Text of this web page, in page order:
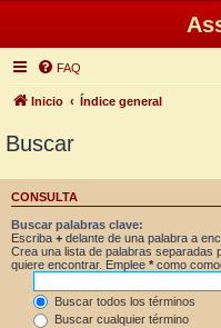
FAQ
Inicio Índice general
Buscar
CONSULTA
Buscar palabras clave:
Escriba + delante de una palabra a
Crea una lista de palabras separadas
quiere encontrar. Emplee * como
Buscar todos los términos
Buscar cualquier término